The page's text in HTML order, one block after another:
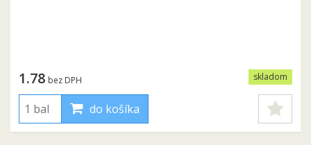
skladom
1.78 bez DPH
do košíka